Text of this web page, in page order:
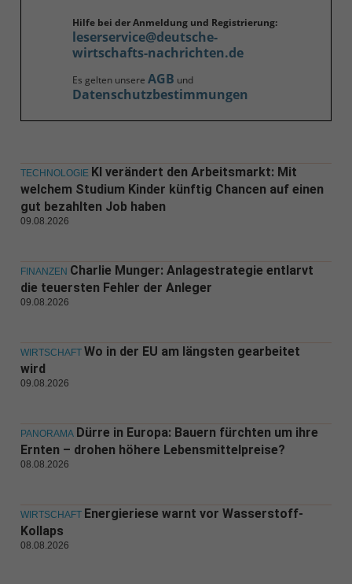
Hilfe bei der Anmeldung und Registrierung:
leserservice@deutsche-
wirtschafts-nachrichten.de
Es gelten unsere AGB und
Datenschutzbestimmungen
TECHNOLOGIE KI verändert den Arbeitsmarkt: Mit
welchem Studium Kinder künftig Chancen auf einen
gut bezahlten Job haben
09.08.2026
FINANZEN Charlie Munger: Anlagestrategie entlarvt
die teuersten Fehler der Anleger
09.08.2026
WIRTSCHAFT Wo in der EU am längsten gearbeitet
wird
09.08.2026
PANORAMA Dürre in Europa: Bauern fürchten um ihre
Ernten – drohen höhere Lebensmittelpreise?
08.08.2026
WIRTSCHAFT Energieriese warnt vor Wasserstoff-
Kollaps
08.08.2026